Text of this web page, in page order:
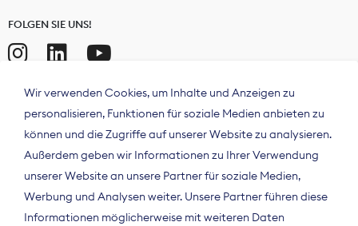
FOLGEN SIE UNS!
Wir verwenden Cookies, um Inhalte und Anzeigen zu
personalisieren, Funktionen für soziale Medien anbieten zu
können und die Zugriffe auf unserer Website zu analysieren.
Außerdem geben wir Informationen zu Ihrer Verwendung
unserer Website an unsere Partner für soziale Medien,
Werbung und Analysen weiter. Unsere Partner führen diese
Informationen möglicherweise mit weiteren Daten